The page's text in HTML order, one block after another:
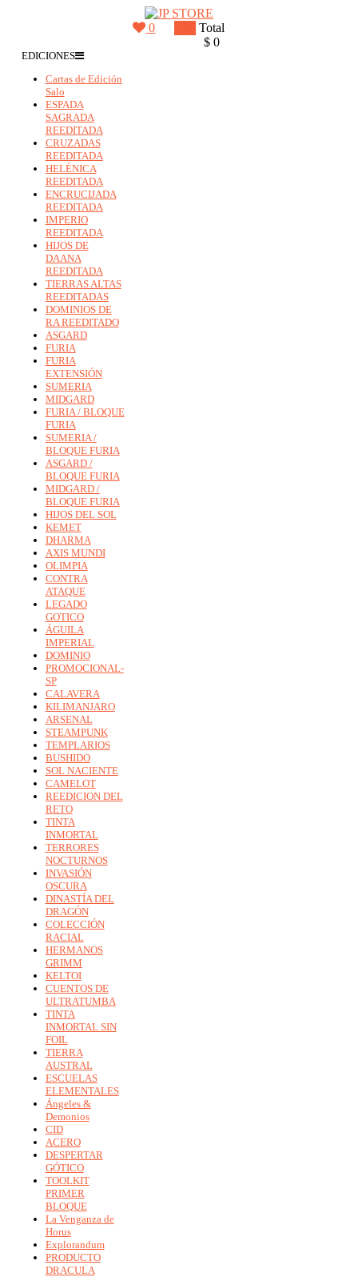
JP
STORE
0
Total
$ 0
EDICIONES
Cartas de Edición
Salo
ESPADA
SAGRADA
REEDITADA
CRUZADAS
REEDITADA
HELÉNICA
REEDITADA
ENCRUCIJADA
REEDITADA
IMPERIO
REEDITADA
HIJOS DE
DAANA
REEDITADA
TIERRAS ALTAS
REEDITADAS
DOMINIOS DE
RA REEDITADO
ASGARD
FURIA
FURIA
EXTENSIÓN
SUMERIA
MIDGARD
FURIA / BLOQUE
FURIA
SUMERIA /
BLOQUE FURIA
ASGARD /
BLOQUE FURIA
MIDGARD /
BLOQUE FURIA
HIJOS DEL SOL
KEMET
DHARMA
AXIS MUNDI
OLIMPIA
CONTRA
ATAQUE
LEGADO
GOTICO
ÁGUILA
IMPERIAL
DOMINIO
PROMOCIONAL-
SP
CALAVERA
KILIMANJARO
ARSENAL
STEAMPUNK
TEMPLARIOS
BUSHIDO
SOL NACIENTE
CAMELOT
REEDICION DEL
RETO
TINTA
INMORTAL
TERRORES
NOCTURNOS
INVASIÓN
OSCURA
DINASTÍA DEL
DRAGÓN
COLECCIÓN
RACIAL
HERMANOS
GRIMM
KELTOI
CUENTOS DE
ULTRATUMBA
TINTA
INMORTAL SIN
FOIL
TIERRA
AUSTRAL
ESCUELAS
ELEMENTALES
Ángeles &
Demonios
CID
ACERO
DESPERTAR
GÓTICO
TOOLKIT
PRIMER
BLOQUE
La Venganza de
Horus
Explorandum
PRODUCTO
DRACULA